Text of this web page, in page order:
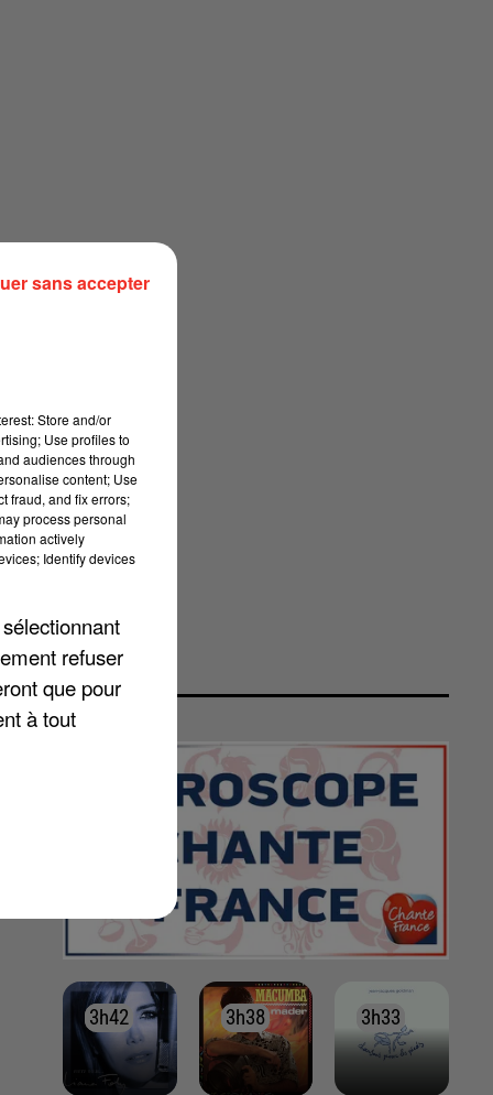
3h42
3h42 3h38
3h38 3h33
3h33
Store and/or
Use profiles to
audiences through
content; Use
fraud, and fix errors;
process personal
actively
Identify devices
refuser
que pour
à tout
sans accepter